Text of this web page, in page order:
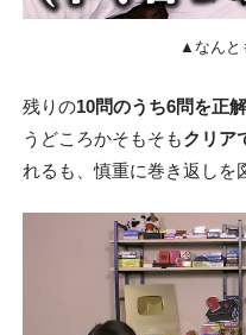
▲なんと
残りの10問のうち6問を正解
うどころかそもそもクリア
れるも、慎重に巻き返しを